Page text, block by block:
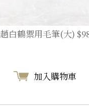
趙白鶴禦用毛筆(大)
加入購物車